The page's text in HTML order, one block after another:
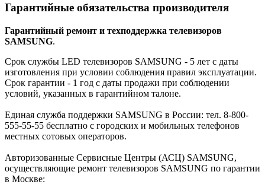
Гарантийные обязательства производителя
Гарантийный ремонт и техподдержка телевизоров
SAMSUNG.
Срок службы LED телевизоров SAMSUNG - 5 лет с даты
изготовления при условии соблюдения правил эксплуатации.
Срок гарантии - 1 год с даты продажи при соблюдении
условий, указанных в гарантийном талоне.
Единая служба поддержки SAMSUNG в России: тел. 8-800-
555-55-55 бесплатно с городских и мобильных телефонов
местных сотовых операторов.
Авторизованные Сервисные Центры (АСЦ) SAMSUNG,
осуществляющие ремонт телевизоров SAMSUNG по гарантии
в Москве: